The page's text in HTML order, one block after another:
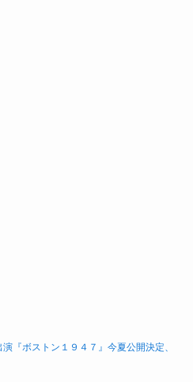
『ボストン１９４７』今夏公開決定、